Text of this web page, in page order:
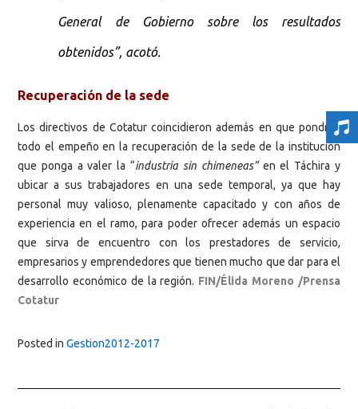
General de Gobierno sobre los resultados
obtenidos”, acotó.
Recuperación de la sede
Los directivos de Cotatur coincidieron además en que pondrán
todo el empeño en la recuperación de la sede de la institución
que ponga a valer la “industria sin chimeneas” en el Táchira y
ubicar a sus trabajadores en una sede temporal, ya que hay
personal muy valioso, plenamente capacitado y con años de
experiencia en el ramo, para poder ofrecer además un espacio
que sirva de encuentro con los prestadores de servicio,
empresarios y emprendedores que tienen mucho que dar para el
desarrollo económico de la región. FIN/Élida Moreno /Prensa
Cotatur
Posted in Gestion2012-2017